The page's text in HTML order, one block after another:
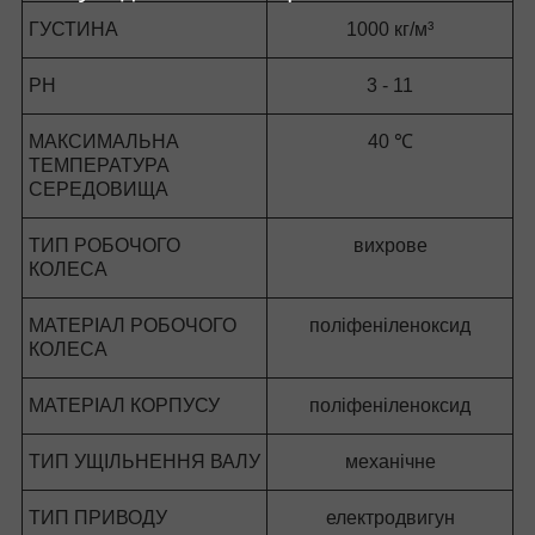
ГУСТИНА 1000 кг/м³
PH 3 - 11
МАКСИМАЛЬНА
ТЕМПЕРАТУРА
СЕРЕДОВИЩА
40 ℃
ТИП РОБОЧОГО
КОЛЕСА
вихрове
МАТЕРІАЛ РОБОЧОГО
КОЛЕСА
поліфеніленоксид
МАТЕРІАЛ КОРПУСУ поліфеніленоксид
ТИП УЩІЛЬНЕННЯ ВАЛУ механічне
ТИП ПРИВОДУ електродвигун